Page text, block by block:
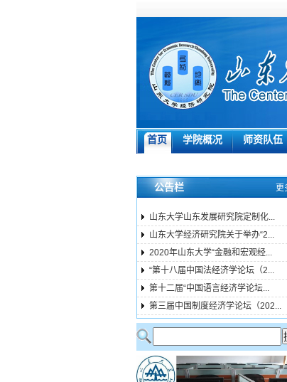
首页 学院概况 师资队伍
公告栏 更
山东大学山东发展研究院定制化...
山东大学经济研究院关于举办“2...
2020年山东大学“金融和宏观经...
“第十八届中国法经济学论坛（2...
第十二届“中国语言经济学论坛...
第三届中国制度经济学论坛（202...